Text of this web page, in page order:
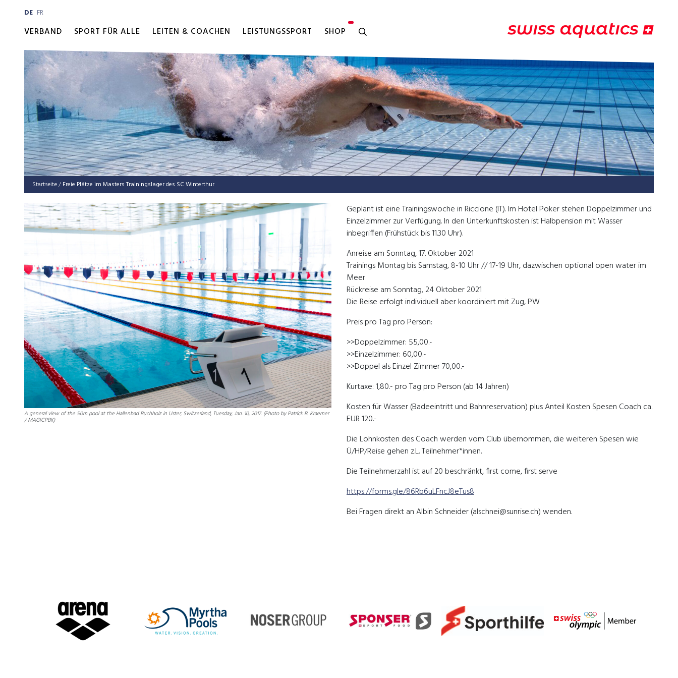
DE FR
VERBAND SPORT FÜR ALLE LEITEN & COACHEN LEISTUNGSSPORT SHOP
Startseite/ Freie Plät­ze im Mas­ters Trai­nings­la­ger des SC Winterthur
A general view of the 50m pool at the Hallenbad Buchholz in Uster, Switzerland, Tuesday, Jan. 10, 2017. (Photo by Patrick B. Kraemer
/ MAGICPBK)
Geplant ist eine Trainingswoche in Riccione (IT). Im Hotel Poker stehen Doppelzimmer und
Einzelzimmer zur Verfügung. In den Unterkunftskosten ist Halbpension mit Wasser
inbegriffen (Frühstück bis 11.30 Uhr).
Anreise am Sonntag, 17. Oktober 2021
Trainings Montag bis Samstag, 8-10 Uhr // 17-19 Uhr, dazwischen optional open water im
Meer
Rückreise am Sonntag, 24 Oktober 2021
Die Reise erfolgt individuell aber koordiniert mit Zug, PW
Preis pro Tag pro Person:
>>Doppelzimmer: 55,00.-
>>Einzelzimmer: 60,00.-
>>Doppel als Einzel Zimmer 70,00.-
Kurtaxe: 1,80.- pro Tag pro Person (ab 14 Jahren)
Kosten für Wasser (Badeeintritt und Bahnreservation) plus Anteil Kosten Spesen Coach ca.
EUR 120.-
Die Lohnkosten des Coach werden vom Club übernommen, die weiteren Spesen wie
Ü/HP/Reise gehen z.L. Teilnehmer*innen.
Die Teilnehmerzahl ist auf 20 beschränkt, first come, first serve
https://forms.gle/86Rb6uLFncJ8eTus8
Bei Fragen direkt an Albin Schneider (alschnei@sunrise.ch) wenden.